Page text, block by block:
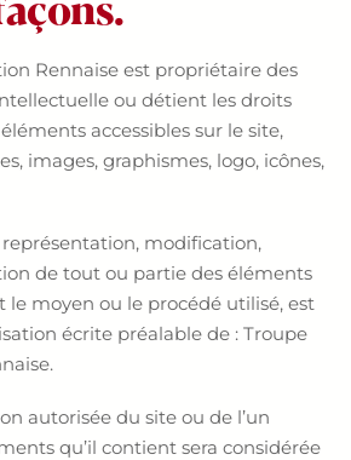
Rennaise est propriétaire des
ou détient les droits
accessibles sur le site,
images, graphismes, logo, icônes,
modification,
de tout ou partie des éléments
le moyen ou le procédé utilisé, est
écrite préalable de : Troupe
autorisée du site ou de l’un
qu’il contient sera considérée